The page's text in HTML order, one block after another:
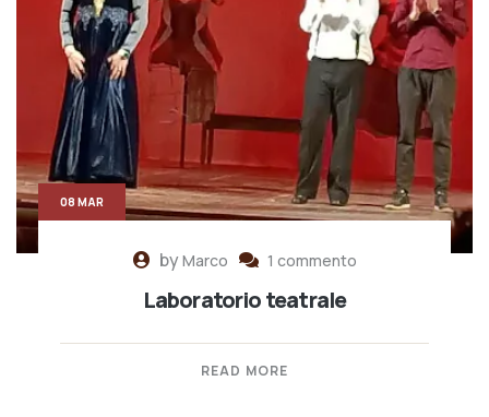
byMarco 1 commento
Laboratorio teatrale
READ MORE
08 MAR